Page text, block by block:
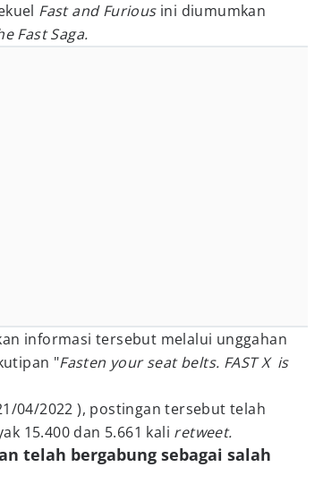
Fast and Furious ini diumumkan
Fast Saga.
informasi tersebut melalui unggahan
"Fasten your seat belts. FAST X is
04/2022 ), postingan tersebut telah
15.400 dan 5.661 kali retweet.
telah bergabung sebagai salah